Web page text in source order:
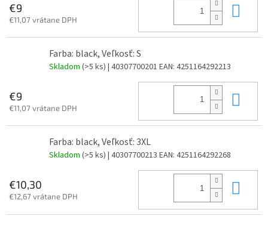
€9
€11,07 vrátane DPH
Farba: black, Veľkosť: S
Skladom (>5 ks) | 40307700201 EAN: 4251164292213
€9
€11,07 vrátane DPH
Farba: black, Veľkosť: 3XL
Skladom (>5 ks) | 40307700213 EAN: 4251164292268
€10,30
€12,67 vrátane DPH